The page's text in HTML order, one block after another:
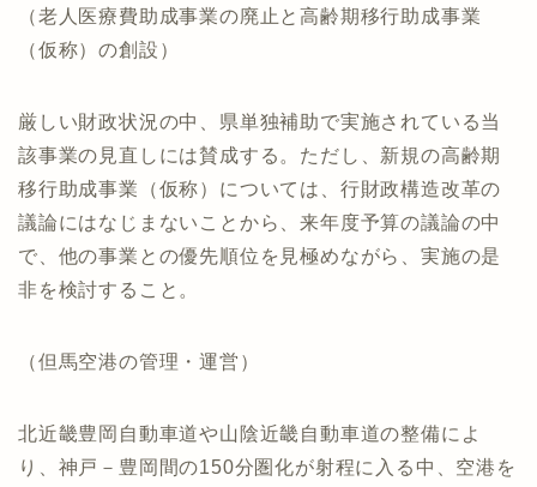
（老人医療費助成事業の廃止と高齢期移行助成事業
（仮称）の創設）
厳しい財政状況の中、県単独補助で実施されている当
該事業の見直しには賛成する。ただし、新規の高齢期
移行助成事業（仮称）については、行財政構造改革の
議論にはなじまないことから、来年度予算の議論の中
で、他の事業との優先順位を見極めながら、実施の是
非を検討すること。
（但馬空港の管理・運営）
北近畿豊岡自動車道や山陰近畿自動車道の整備によ
り、神戸－豊岡間の150分圏化が射程に入る中、空港を